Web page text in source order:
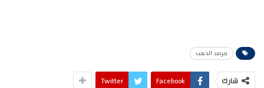
مرصد الذهب
شارك Facebook
Twitter